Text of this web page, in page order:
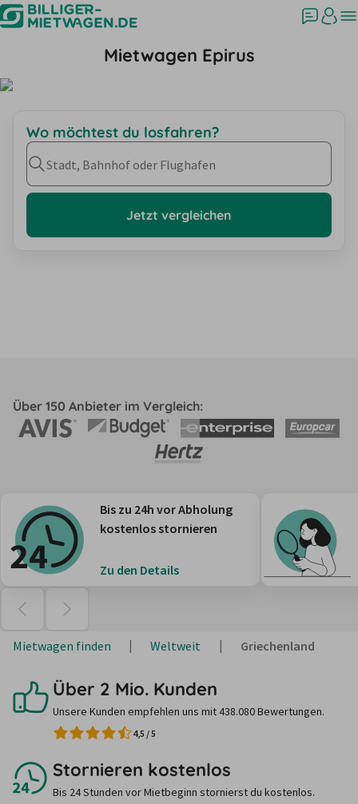
Mietwagen Epirus
Wo möchtest du losfahren?
Stadt, Bahnhof oder Flughafen
Jetzt vergleichen
Über 150 Anbieter im Vergleich:
Bis zu 24h vor Abholung
kostenlos stornieren
Zu den Details
Mietwagen finden Weltweit Griechenland
Über 2 Mio. Kunden
Unsere Kunden empfehlen uns mit 438.080 Bewertungen.
4,5 /5
Stornieren kostenlos
Bis 24 Stunden vor Mietbeginn stornierst du kostenlos.